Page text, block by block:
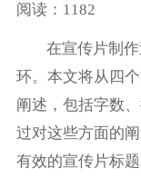
阅读：1182
在宣传片制
环。本文将从四
阐述，包括字数
过对这些方面的
有效的宣传片标题